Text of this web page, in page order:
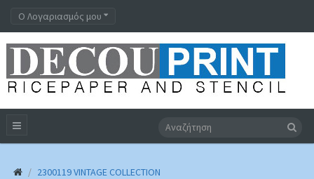
Ο Λογαριασμός μου
2300119 VINTAGE COLLECTION